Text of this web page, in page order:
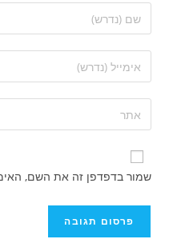
שמור בדפדפן זה את השם,